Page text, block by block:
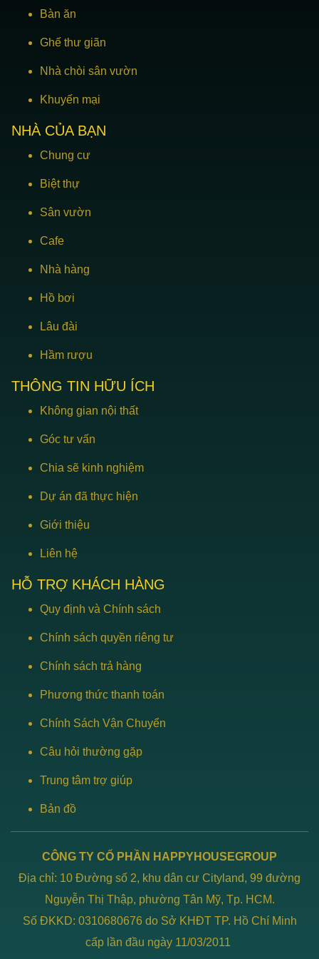
Bàn ăn
Ghế thư giãn
Nhà chòi sân vườn
Khuyến mại
NHÀ CỦA BẠN
Chung cư
Biệt thự
Sân vườn
Cafe
Nhà hàng
Hồ bơi
Lâu đài
Hầm rượu
THÔNG TIN HỮU ÍCH
Không gian nội thất
Góc tư vấn
Chia sẽ kinh nghiệm
Dự án đã thực hiện
Giới thiệu
Liên hệ
HỖ TRỢ KHÁCH HÀNG
Quy định và Chính sách
Chính sách quyền riêng tư
Chính sách trả hàng
Phương thức thanh toán
Chính Sách Vận Chuyển
Câu hỏi thường gặp
Trung tâm trợ giúp
Bản đồ
CÔNG TY CỔ PHẦN HAPPYHOUSEGROUP
Địa chỉ: 10 Đường số 2, khu dân cư Cityland, 99 đường
Nguyễn Thị Thập, phường Tân Mỹ, Tp. HCM.
Số ĐKKD: 0310680676 do Sở KHĐT TP. Hồ Chí Minh
cấp lần đầu ngày 11/03/2011